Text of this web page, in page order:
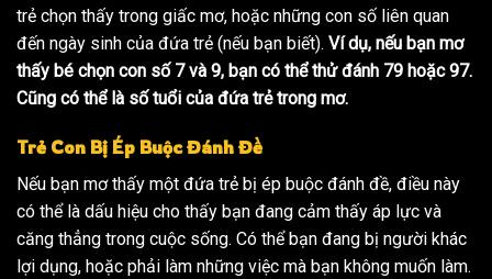
trẻ chọn thấy trong giấc mơ, hoặc những con số liên quan
đến ngày sinh của đứa trẻ (nếu bạn biết). Ví dụ, nếu bạn mơ
thấy bé chọn con số 7 và 9, bạn có thể thử đánh 79 hoặc 97.
Cũng có thể là số tuổi của đứa trẻ trong mơ.
Trẻ Con Bị Ép Buộc Đánh Đề
Nếu bạn mơ thấy một đứa trẻ bị ép buộc đánh đề, điều này
có thể là dấu hiệu cho thấy bạn đang cảm thấy áp lực và
căng thẳng trong cuộc sống. Có thể bạn đang bị người khác
lợi dụng, hoặc phải làm những việc mà bạn không muốn làm.